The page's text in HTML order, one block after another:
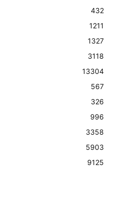
432
1211
1327
3118
13304
567
326
996
3358
5903
9125